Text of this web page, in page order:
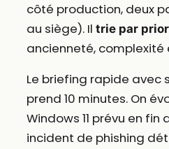
côté production, deux
au siège). Il trie par
ancienneté, complexité
Le briefing rapide avec
prend 10 minutes. On
Windows 11 prévu en fin
incident de phishing